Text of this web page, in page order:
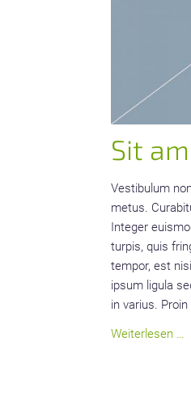
Sit
Vestibulum
metus.
Integer
turpis, quis
tempor, est
ipsum ligula
in varius.
Weiterlesen …